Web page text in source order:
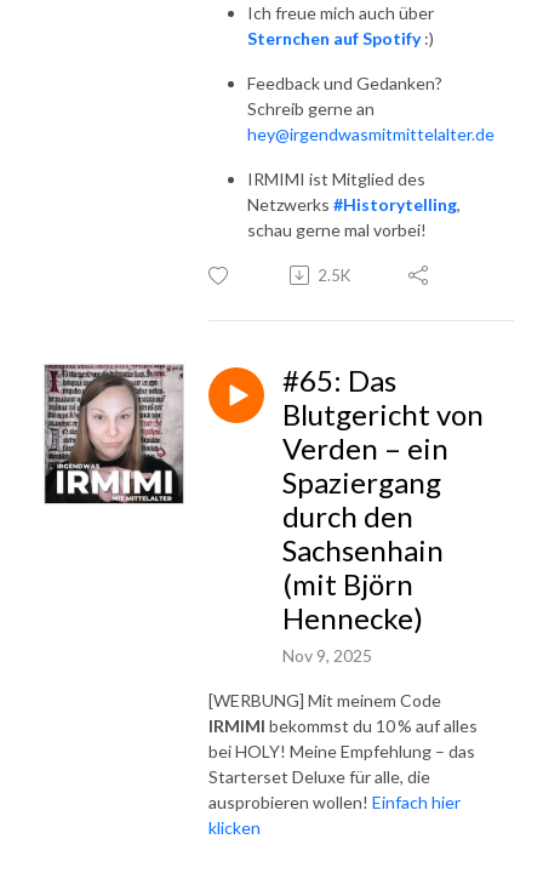
Ich freue mich auch über
Sternchen auf Spotify:)
Feedback und Gedanken?
Schreib gerne an
hey@irgendwasmitmittelalter.de
IRMIMI ist Mitglied des
Netzwerks #Historytelling,
schau gerne mal vorbei!
2.5K
#65: Das
Blutgericht von
Verden – ein
Spaziergang
durch den
Sachsenhain
(mit Björn
Hennecke)
Nov 9, 2025
[WERBUNG] Mit meinem Code
IRMIMI bekommst du 10 % auf alles
bei HOLY! Meine Empfehlung – das
Starterset Deluxe für alle, die
ausprobieren wollen! Einfach hier
klicken